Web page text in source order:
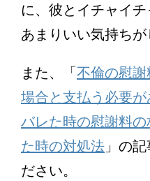
に、彼とイチャイチ
あまりいい気持ち
また、「不倫の慰
場合と支払う必要
バレた時の慰謝料
た時の対処法 」の
ださい。